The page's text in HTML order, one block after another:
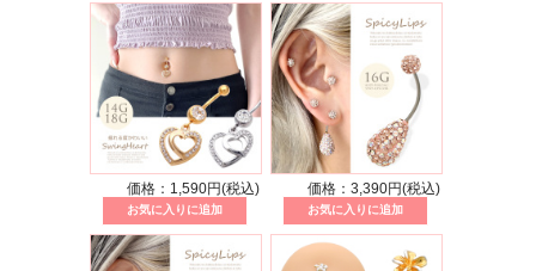
価格：1,590円(税込) 価格：3,390円(税込)